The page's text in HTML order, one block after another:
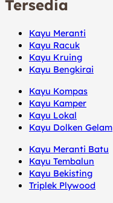
Tersedia
Kayu Meranti
Kayu Racuk
Kayu Kruing
Kayu Bengkirai
Kayu Kompas
Kayu Kamper
Kayu Lokal
Kayu Dolken Gelam
Kayu Meranti Batu
Kayu Tembalun
Kayu Bekisting
Triplek Plywood